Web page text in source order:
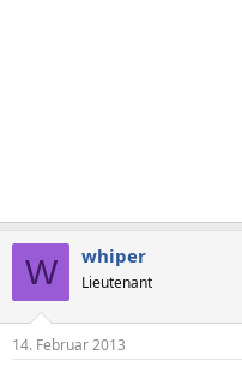
W whiper
Lieutenant
14. Februar 2013